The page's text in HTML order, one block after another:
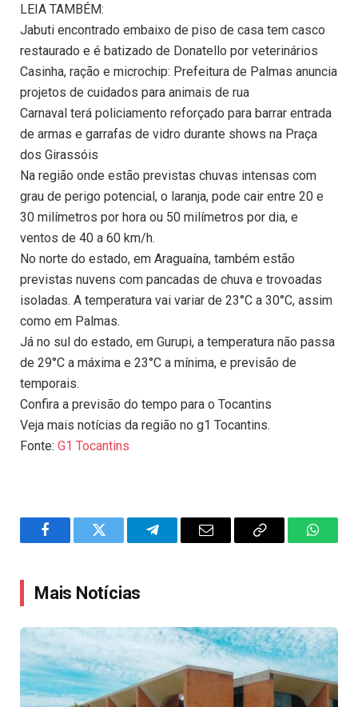
LEIA TAMBÉM:
Jabuti encontrado embaixo de piso de casa tem casco
restaurado e é batizado de Donatello por veterinários
Casinha, ração e microchip: Prefeitura de Palmas anuncia
projetos de cuidados para animais de rua
Carnaval terá policiamento reforçado para barrar entrada
de armas e garrafas de vidro durante shows na Praça
dos Girassóis
Na região onde estão previstas chuvas intensas com
grau de perigo potencial, o laranja, pode cair entre 20 e
30 milímetros por hora ou 50 milímetros por dia, e
ventos de 40 a 60 km/h.
No norte do estado, em Araguaína, também estão
previstas nuvens com pancadas de chuva e trovoadas
isoladas. A temperatura vai variar de 23°C a 30°C, assim
como em Palmas.
Já no sul do estado, em Gurupi, a temperatura não passa
de 29°C a máxima e 23°C a mínima, e previsão de
temporais.
Confira a previsão do tempo para o Tocantins
Veja mais notícias da região no g1 Tocantins.
Fonte: G1 Tocantins
FacebookTwitter TelegramEmail
Copy
Mais Notícias